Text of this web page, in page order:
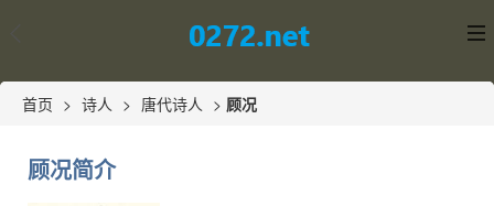
首页 > 诗人 > 唐代诗人 > 顾况
顾况简介